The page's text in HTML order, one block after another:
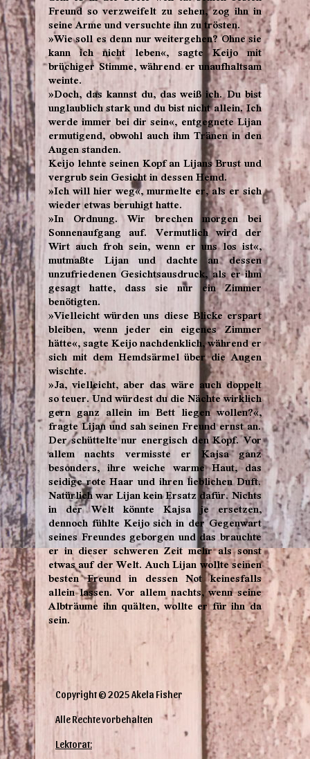
Freund so verzweifelt zu sehen, zog ihn in
seine Arme und versuchte ihn zu trösten.
»Wie soll es denn nur weitergehen? Ohne sie
kann ich nicht leben«, sagte Keijo mit
brüchiger Stimme, während er unaufhaltsam
weinte.
»Doch, das kannst du, das weiß ich. Du bist
unglaublich stark und du bist nicht allein. Ich
werde immer bei dir sein«, entgegnete Lijan
ermutigend, obwohl auch ihm Tränen in den
Augen standen.
Keijo lehnte seinen Kopf an Lijans Brust und
vergrub sein Gesicht in dessen Hemd.
»Ich will hier weg«, murmelte er, als er sich
wieder etwas beruhigt hatte.
»In Ordnung. Wir brechen morgen bei
Sonnenaufgang auf. Vermutlich wird der
Wirt auch froh sein, wenn er uns los ist«,
mutmaßte Lijan und dachte an dessen
unzufriedenen Gesichtsausdruck, als er ihm
gesagt hatte, dass sie nur ein Zimmer
benötigten.
»Vielleicht würden uns diese Blicke erspart
bleiben, wenn jeder ein eigenes Zimmer
hätte«, sagte Keijo nachdenklich, während er
sich mit dem Hemdsärmel über die Augen
wischte.
»Ja, vielleicht, aber das wäre auch doppelt
so teuer. Und würdest du die Nächte wirklich
gern ganz allein im Bett liegen wollen?«,
fragte Lijan und sah seinen Freund ernst an.
Der schüttelte nur energisch den Kopf. Vor
allem nachts vermisste er Kajsa ganz
besonders, ihre weiche warme Haut, das
seidige rote Haar und ihren lieblichen Duft.
Natürlich war Lijan kein Ersatz dafür. Nichts
in der Welt könnte Kajsa je ersetzen,
dennoch fühlte Keijo sich in der Gegenwart
seines Freundes geborgen und das brauchte
er in dieser schweren Zeit mehr als sonst
etwas auf der Welt. Auch Lijan wollte seinen
besten Freund in dessen Not keinesfalls
allein lassen. Vor allem nachts, wenn seine
Albträume ihn quälten, wollte er für ihn da
sein.
Copyright © 2025 Akela Fisher
Alle Rechte vorbehalten
Lektorat: